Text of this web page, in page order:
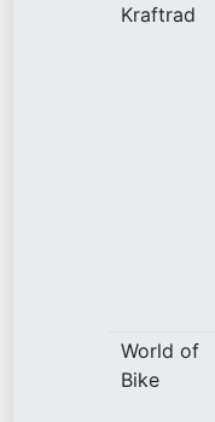
Kraftrad
World of
Bike